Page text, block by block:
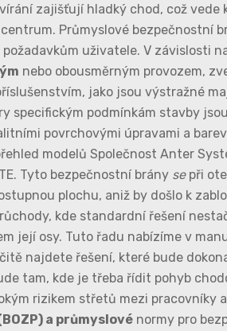
zajišťují hladký chod, což vede
Průmyslové bezpečnostní
uživatele. V závislosti
nebo obousměrným provozem,
jako jsou výstražné
specifickým podmínkám stavby
povrchovými úpravami a
modelů Společnost Anter
Tyto bezpečnostní brány sepři
plochu, aniž by došlo k
kde standardní řešení
její osy. Tuto řadu nabízíme v
najdete řešení, které bude
tam, kde je třeba řídit pohyb
rizikem střetů mezi pracovníky
a průmyslové normy pro